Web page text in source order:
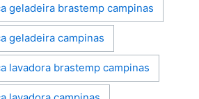
geladeira brastemp campinas
geladeira campinas
lavadora brastemp campinas